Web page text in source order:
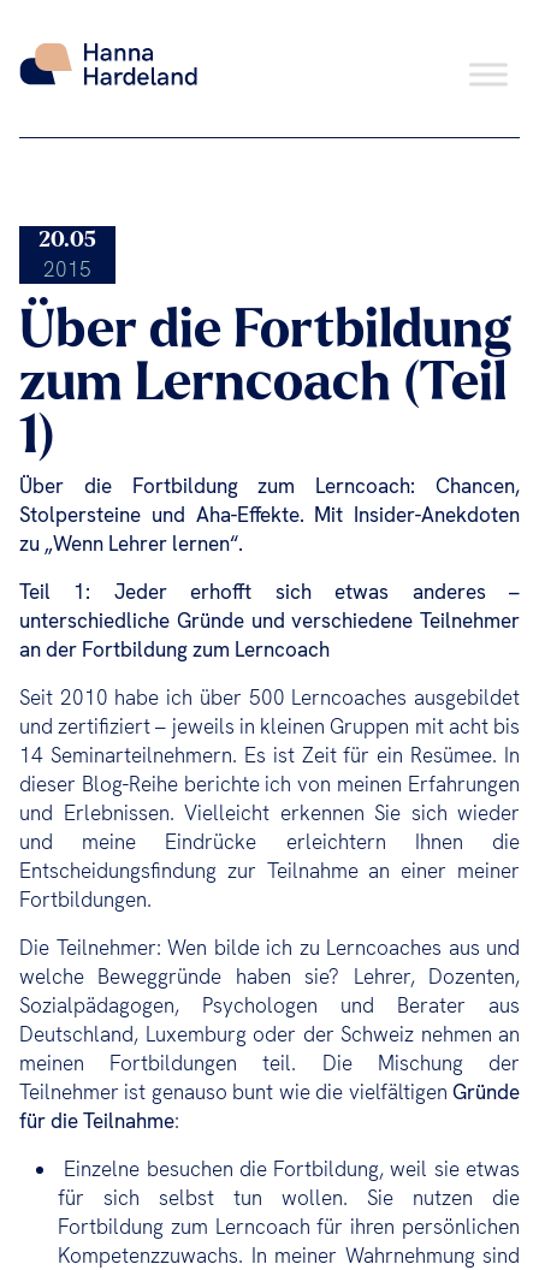
content
20.05
2015
Über die Fortbildung
zum Lerncoach (Teil
1)
Über die Fortbildung zum Lerncoach: Chancen,
Stolpersteine und Aha-Effekte. Mit Insider-Anekdoten
zu „Wenn Lehrer lernen“.
Teil 1: Jeder erhofft sich etwas anderes –
unterschiedliche Gründe und verschiedene Teilnehmer
an der Fortbildung zum Lerncoach
Seit 2010 habe ich über 500 Lerncoaches ausgebildet
und zertifiziert – jeweils in kleinen Gruppen mit acht bis
14 Seminarteilnehmern. Es ist Zeit für ein Resümee. In
dieser Blog-Reihe berichte ich von meinen Erfahrungen
und Erlebnissen. Vielleicht erkennen Sie sich wieder
und meine Eindrücke erleichtern Ihnen die
Entscheidungsfindung zur Teilnahme an einer meiner
Fortbildungen.
Die Teilnehmer: Wen bilde ich zu Lerncoaches aus und
welche Beweggründe haben sie? Lehrer, Dozenten,
Sozialpädagogen, Psychologen und Berater aus
Deutschland, Luxemburg oder der Schweiz nehmen an
meinen Fortbildungen teil. Die Mischung der
Teilnehmer ist genauso bunt wie die vielfältigen Gründe
für die Teilnahme:
Einzelne besuchen die Fortbildung, weil sie etwas
für sich selbst tun wollen. Sie nutzen die
Fortbildung zum Lerncoach für ihren persönlichen
Kompetenzzuwachs. In meiner Wahrnehmung sind